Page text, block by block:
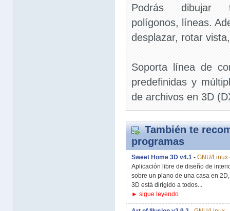
Podrás dibujar
polígonos, líneas.
desplazar, rotar
Soporta línea de
predefinidas y
de archivos en 3D
También te
programas
Sweet Home 3D v4.1 - GNU/Linux
Aplicación libre de diseño de
sobre un plano de una casa en
3D está dirigido a todos...
► sigue leyendo